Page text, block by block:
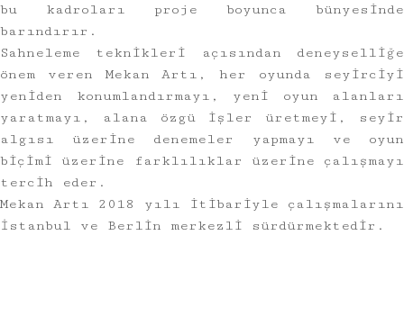
bu kadroları proje boyunca bünyesinde
barındırır.
Sahneleme teknikleri açısından deneyselliğe
önem veren Mekan Artı, her oyunda seyirciyi
yeniden konumlandırmayı, yeni oyun alanları
yaratmayı, alana özgü işler üretmeyi, seyir
algısı üzerine denemeler yapmayı ve oyun
biçimi üzerine farklılıklar üzerine çalışmayı
tercih eder.
Mekan Artı 2018 yılı itibariyle çalışmalarını
İstanbul ve Berlin merkezli sürdürmektedir.